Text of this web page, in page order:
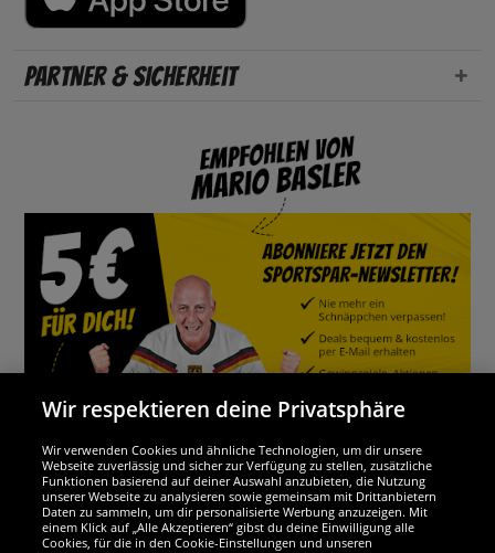
Partner & Sicherheit
Wir sind ausgezeichnet
Wir respektieren deine Privatsphäre
Wir verwenden Cookies und ähnliche Technologien, um dir unsere
Webseite zuverlässig und sicher zur Verfügung zu stellen, zusätzliche
Funktionen basierend auf deiner Auswahl anzubieten, die Nutzung
unserer Webseite zu analysieren sowie gemeinsam mit Drittanbietern
Daten zu sammeln, um dir personalisierte Werbung anzuzeigen. Mit
einem Klick auf „Alle Akzeptieren“ gibst du deine Einwilligung alle
Cookies, für die in den Cookie-Einstellungen und unseren